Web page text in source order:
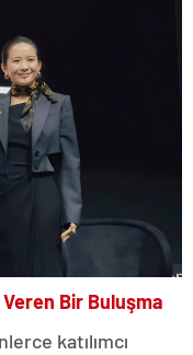
Bir Buluşma
katılımcı